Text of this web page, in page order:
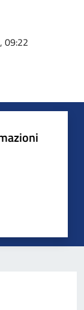
09:22